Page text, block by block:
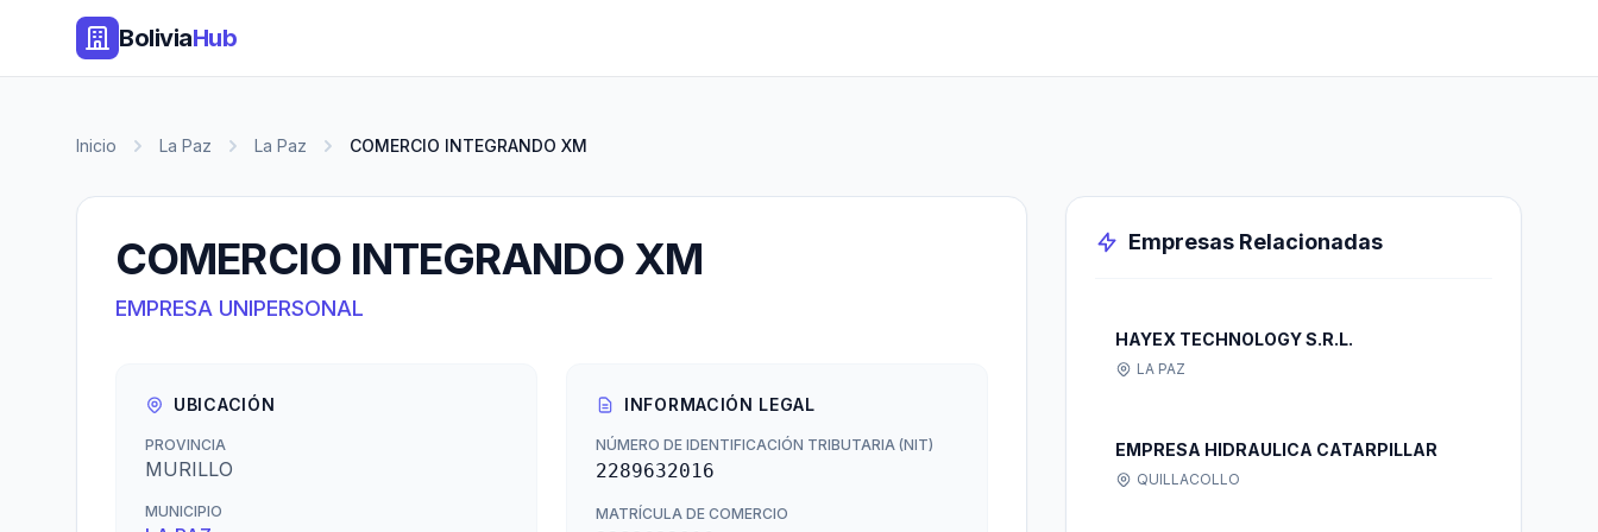
BoliviaHub
Inicio La Paz La Paz COMERCIO INTEGRANDO XM
COMERCIO INTEGRANDO XM
EMPRESA UNIPERSONAL
UBICACIÓN
PROVINCIA
MURILLO
MUNICIPIO
INFORMACIÓN LEGAL
NÚMERO DE IDENTIFICACIÓN TRIBUTARIA (NIT)
2289632016
MATRÍCULA DE COMERCIO
Empresas Relacionadas
HAYEX TECHNOLOGY S.R.L.
LA PAZ
EMPRESA HIDRAULICA CATARPILLAR
QUILLACOLLO